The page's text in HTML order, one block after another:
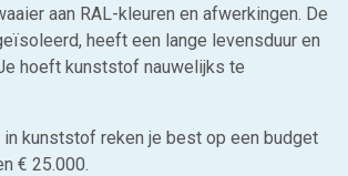
aan RAL-kleuren en afwerkingen. De
heeft een lange levensduur en
hoeft kunststof nauwelijks te
in kunststof reken je best op een budget
€ 25.000.